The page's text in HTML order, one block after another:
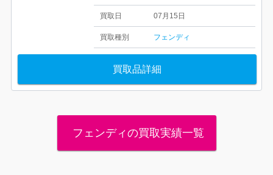
買取日 07月15日
買取種別 フェンディ
買取品詳細
フェンディの買取実績一覧